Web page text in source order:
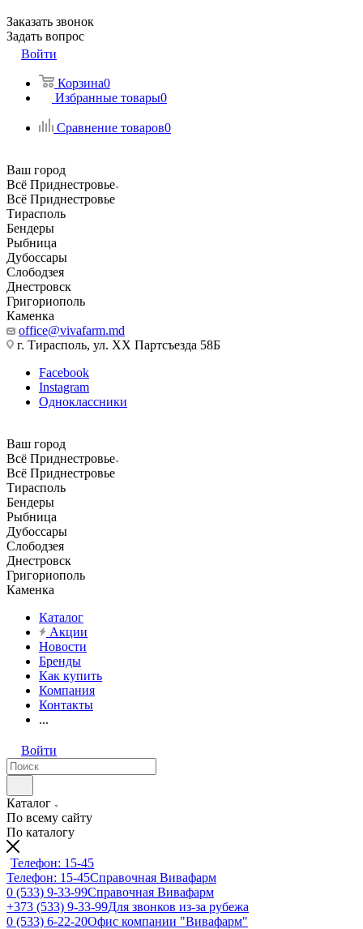
Заказать звонок
Задать вопрос
Войти
Корзина0
Избранные товары0
Сравнение товаров0
Ваш город
Всё Приднестровье
Всё Приднестровье
Тирасполь
Бендеры
Рыбница
Дубоссары
Слободзея
Днестровск
Григориополь
Каменка
office@vivafarm.md
г. Тирасполь, ул. ХХ Партсъезда 58Б
Facebook
Instagram
Одноклассники
Ваш город
Всё Приднестровье
Всё Приднестровье
Тирасполь
Бендеры
Рыбница
Дубоссары
Слободзея
Днестровск
Григориополь
Каменка
Каталог
Акции
Новости
Бренды
Как купить
Компания
Контакты
...
Войти
Каталог
По всему сайту
По каталогу
Телефон: 15-45
Телефон: 15-45Справочная Вивафарм
0 (533) 9-33-99Справочная Вивафарм
+373 (533) 9-33-99Для звонков из-за рубежа
0 (533) 6-22-20Офис компании "Вивафарм"